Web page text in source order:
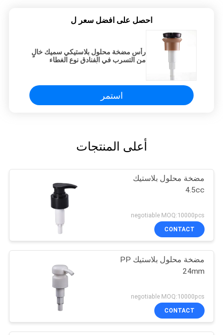
احصل على افضل سعر ل
رأس مضخة محلول بلاستيكي سميك خالٍ
من التسرب في الفنادق نوع الغطاء
استمر
أعلى المنتجات
مضخة محلول بلاستيك
4.5cc
negotiable MOQ:10000pcs
CONTACT
مضخة محلول بلاستيك PP
24mm
negotiable MOQ:10000pcs
CONTACT